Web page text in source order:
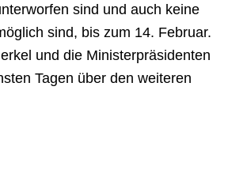
sind und auch keine
sind, bis zum 14. Februar.
und die Ministerpräsidenten
Tagen über den weiteren